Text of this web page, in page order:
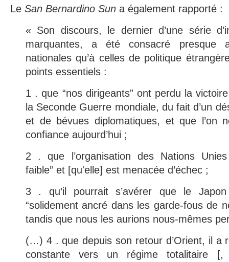
Le San Bernardino Sun a également rapporté :
« Son discours, le dernier d’une série
marquantes, a été consacré presque
nationales qu’à celles de politique
points essentiels :
1 . que “nos dirigeants” ont perdu la
la Seconde Guerre mondiale, du fait d’un
et de bévues diplomatiques, et que l’on
confiance aujourd’hui ;
2 . que l’organisation des Nations
faible” et [qu'elle] est menacée d’échec ;
3 . qu’il pourrait s’avérer que le
“solidement ancré dans les garde-fous de
tandis que nous les aurions nous-mêmes
(…) 4 . que depuis son retour d’Orient, il a
constante vers un régime totalitaire [,